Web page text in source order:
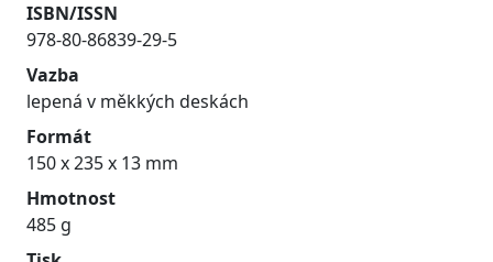
ISBN/ISSN
978-80-86839-29-5
Vazba
lepená v měkkých deskách
Formát
150 x 235 x 13 mm
Hmotnost
485 g